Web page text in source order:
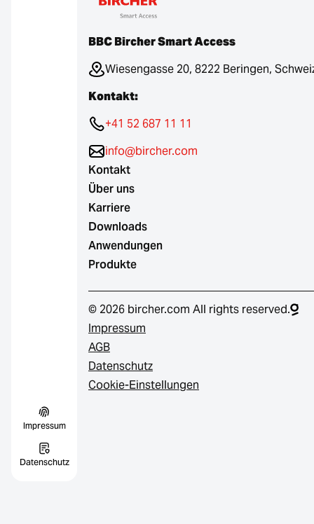
Impressum
Datenschutz
BBC Bircher Smart Access
Wiesengasse 20, 8222 Beringen,
Kontakt:
+41 52 687 11 11
info@bircher.com
Kontakt
Über uns
Karriere
Downloads
Anwendungen
Produkte
© 2026 bircher.com All rights reserved.
Impressum
AGB
Datenschutz
Cookie-Einstellungen